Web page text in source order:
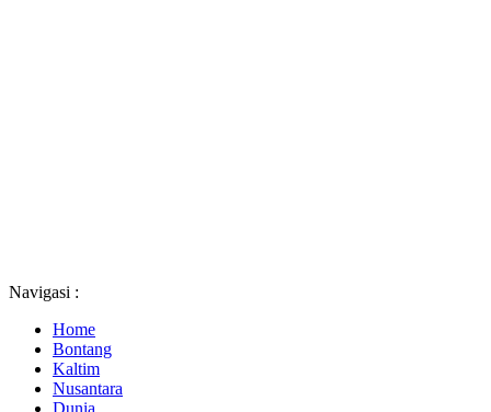
Navigasi :
Home
Bontang
Kaltim
Nusantara
Dunia